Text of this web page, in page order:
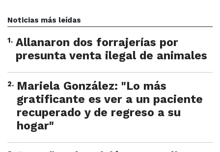
Noticias más leídas
1. Allanaron dos forrajerías por
presunta venta ilegal de animales
2. Mariela González: "Lo más
gratificante es ver a un paciente
recuperado y de regreso a su
hogar"